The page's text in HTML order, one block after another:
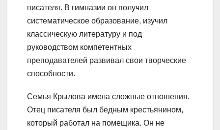
писателя. В гимназии он получил
систематическое образование, изучил
классическую литературу и под
руководством компетентных
преподавателей развивал свои творческие
способности.
Семья Крылова имела сложные отношения.
Отец писателя был бедным крестьянином,
который работал на помещика. Он не